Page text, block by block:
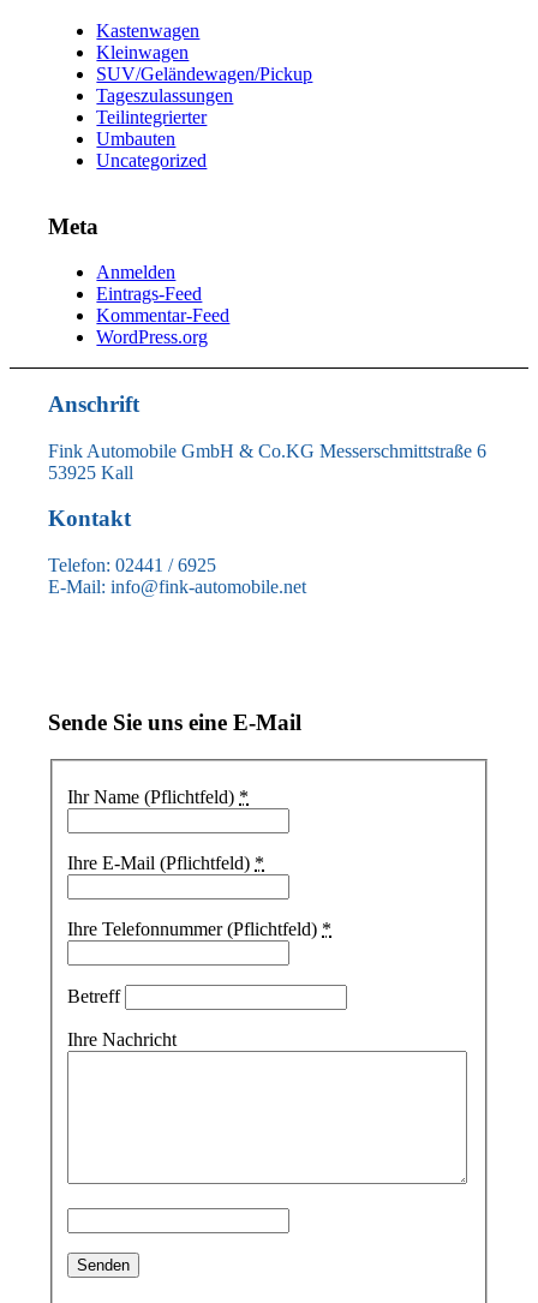
Kastenwagen
Kleinwagen
SUV/Geländewagen/Pickup
Tageszulassungen
Teilintegrierter
Umbauten
Uncategorized
Meta
Anmelden
Eintrags-Feed
Kommentar-Feed
WordPress.org
Anschrift
Fink Automobile GmbH & Co.KG Messerschmittstraße 6
53925 Kall
Kontakt
Telefon: 02441 / 6925
E-Mail: info@fink-automobile.net
Sende Sie uns eine E-Mail
Ihr Name (Pflichtfeld) *
Ihre E-Mail (Pflichtfeld) *
Ihre Telefonnummer (Pflichtfeld) *
Betreff
Ihre Nachricht